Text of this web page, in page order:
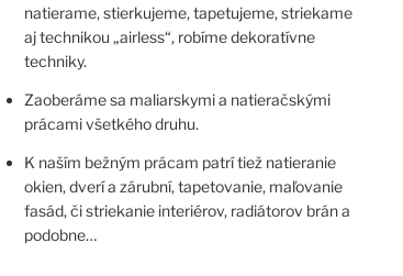
natierame, stierkujeme, tapetujeme, striekame
aj technikou „airless“, robíme dekoratívne
techniky.
Zaoberáme sa maliarskymi a natieračskými
prácami všetkého druhu.
K naším bežným prácam patrí tiež natieranie
okien, dverí a zárubní, tapetovanie, maľovanie
fasád, či striekanie interiérov, radiátorov brán a
podobne…